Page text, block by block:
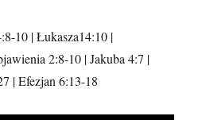
10 | Łukasza14:10 |
2:8-10 | Jakuba 4:7 |
| Efezjan 6:13-18